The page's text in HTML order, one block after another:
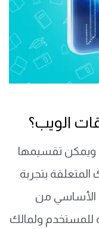
الويب؟
ويمكن تقسيمها
المتعلقة بتجربة
الأساسي من
ولمالك